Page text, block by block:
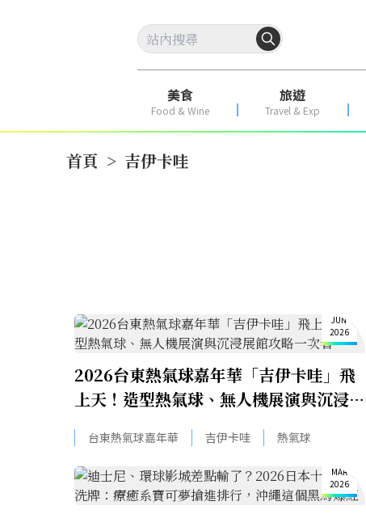
美食
Food & Wine
旅遊
Travel & Exp
首頁 > 吉伊卡哇
JUN
2026
2026台東熱氣球嘉年華「吉伊卡哇」飛
上天！造型熱氣球、無人機展演與沉浸展
館攻略一次看
台東熱氣球嘉年華 吉伊卡哇 熱氣球
MAR
2026